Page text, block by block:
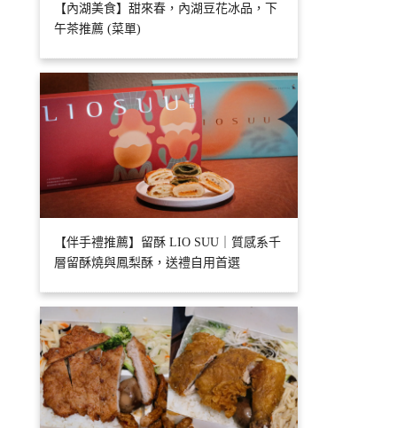
【內湖美食】甜來春，內湖豆花冰品，下
午茶推薦 (菜單)
【伴手禮推薦】留酥 LIO SUU｜質感系千
層留酥燒與鳳梨酥，送禮自用首選